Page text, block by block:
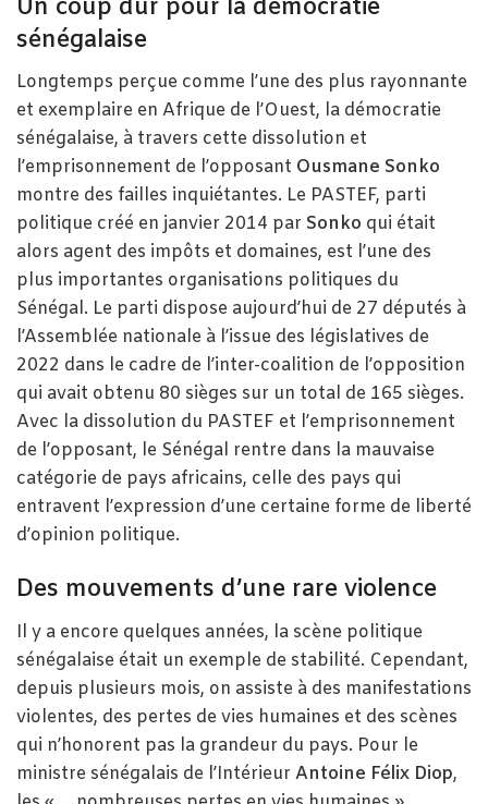
Un coup dur pour la démocratie
sénégalaise
Longtemps perçue comme l’une des plus rayonnante
et exemplaire en Afrique de l’Ouest, la démocratie
sénégalaise, à travers cette dissolution et
l’emprisonnement de l’opposant Ousmane Sonko
montre des failles inquiétantes. Le PASTEF, parti
politique créé en janvier 2014 par Sonko qui était
alors agent des impôts et domaines, est l’une des
plus importantes organisations politiques du
Sénégal. Le parti dispose aujourd’hui de 27 députés à
l’Assemblée nationale à l’issue des législatives de
2022 dans le cadre de l’inter-coalition de l’opposition
qui avait obtenu 80 sièges sur un total de 165 sièges.
Avec la dissolution du PASTEF et l’emprisonnement
de l’opposant, le Sénégal rentre dans la mauvaise
catégorie de pays africains, celle des pays qui
entravent l’expression d’une certaine forme de liberté
d’opinion politique.
Des mouvements d’une rare violence
Il y a encore quelques années, la scène politique
sénégalaise était un exemple de stabilité. Cependant,
depuis plusieurs mois, on assiste à des manifestations
violentes, des pertes de vies humaines et des scènes
qui n’honorent pas la grandeur du pays. Pour le
ministre sénégalais de l’Intérieur Antoine Félix Diop,